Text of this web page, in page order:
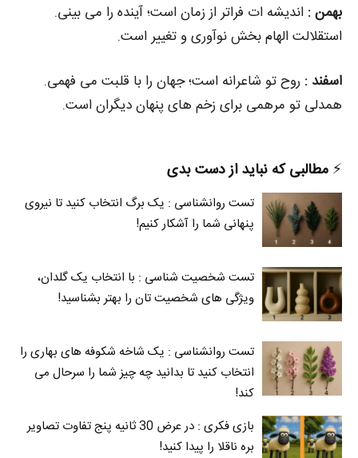
بهمن : اندیشه‌ ات فراتر از زمان است؛ آینده را می‌ بینی.
استقلالت الهام‌ بخش نوآوری و تغییر است.
اسفند : روح تو شاعرانه است؛ جهان را با قلبت می‌ فهمی.
همدلی تو مرهمی برای زخم‌ های پنهان دیگران است.
⚡️ مطالبی که نباید از دست بدی
تست روانشناسی : یک برگ انتخاب کنید تا نیروی
پنهانی شما را آشکار کنیم!
تست شخصیت شناسی : با انتخاب یک گلدان،
ویژگی های شخصیت تان را بهتر بشناسید!
تست روانشناسی : یک شاخه شکوفه های بهاری را
انتخاب کنید تا بدانید چه چیز شما را سرحال می‌
کند!
بازی فکری : در عرض 30 ثانیه پنج تفاوت تصاویر
بره ناقلا را پیدا کنید!